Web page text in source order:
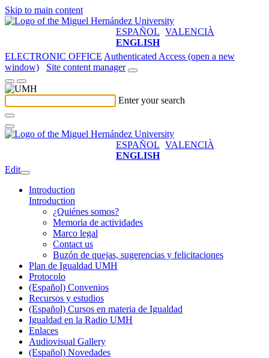
Skip to main content
ESPAÑOL VALENCIÀ
ENGLISH
ELECTRONIC OFFICE Authenticated Access (open a new
window)
Site content manager
Enter your search
ESPAÑOL VALENCIÀ
ENGLISH
Edit
Introduction
Introduction
¿Quiénes somos?
Memoria de actividades
Marco legal
Contact us
Buzón de quejas, sugerencias y felicitaciones
Plan de Igualdad UMH
Protocolo
(Español) Convenios
Recursos y estudios
(Español) Cursos en materia de Igualdad
Igualdad en la Radio UMH
Enlaces
Audiovisual Gallery
(Español) Novedades